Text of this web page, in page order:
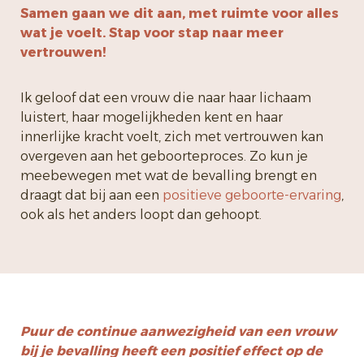
Samen gaan we dit aan, met ruimte voor alles
wat je voelt. Stap voor stap naar meer
vertrouwen!
Ik geloof dat een vrouw die naar haar lichaam
luistert, haar mogelijkheden kent en haar
innerlijke kracht voelt, zich met vertrouwen kan
overgeven aan het geboorteproces. Zo kun je
meebewegen met wat de bevalling brengt en
draagt dat bij aan een positieve geboorte-ervaring,
ook als het anders loopt dan gehoopt.
Puur de continue aanwezigheid van een vrouw
bij je bevalling heeft een positief effect op de